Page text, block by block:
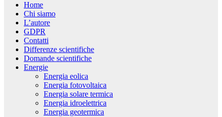
Home
Chi siamo
L’autore
GDPR
Contatti
Differenze scientifiche
Domande scientifiche
Energie
Energia eolica
Energia fotovoltaica
Energia solare termica
Energia idroelettrica
Energia geotermica